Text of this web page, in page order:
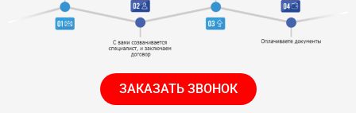
ЗАКАЗАТЬ ЗВОНОК